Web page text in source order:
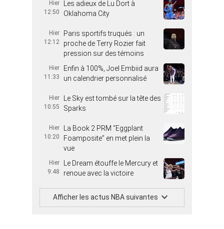
Hier
12:50
Les adieux de Lu Dort à
Oklahoma City
Hier
12:12
Paris sportifs truqués : un
proche de Terry Rozier fait
pression sur des témoins
Hier
11:33
Enfin à 100%, Joel Embiid aura
un calendrier personnalisé
Hier
10:55
Le Sky est tombé sur la tête des
Sparks
Hier
10:20
La Book 2 PRM “Eggplant
Foamposite” en met plein la
vue
Hier
9:48
Le Dream étouffe le Mercury et
renoue avec la victoire
Afficher les actus NBA suivantes